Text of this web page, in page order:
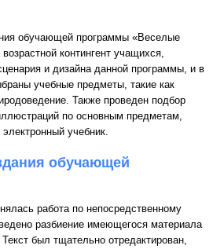
обучающей программы «Веселые
контингент учащихся,
и дизайна данной программы, и в
учебные предметы, такие как
Также проведен подбор
по основным предметам,
учебник.
обучающей
работа по непосредственному
разбиение имеющегося материала
был тщательно отредактирован,